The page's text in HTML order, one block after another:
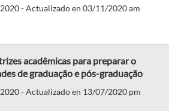
- Actualizado en 03/11/2020 am
acadêmicas para preparar o
de graduação e pós-graduação
- Actualizado en 13/07/2020 pm